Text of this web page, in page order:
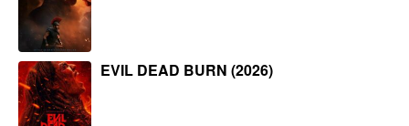
EVIL DEAD BURN (2026)